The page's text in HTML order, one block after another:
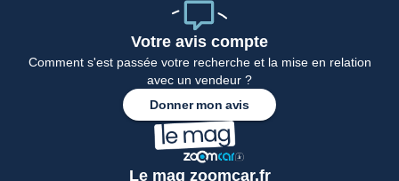
Votre avis compte
Comment s'est passée votre recherche et la mise en relation
avec un vendeur ?
Donner mon avis
Le mag zoomcar.fr